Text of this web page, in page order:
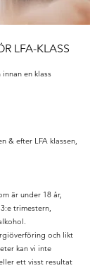
LFA-KLASS
en klass
& efter LFA klassen,
är under 18 år,
trimestern,
och likt
kan vi inte
ett visst resultat